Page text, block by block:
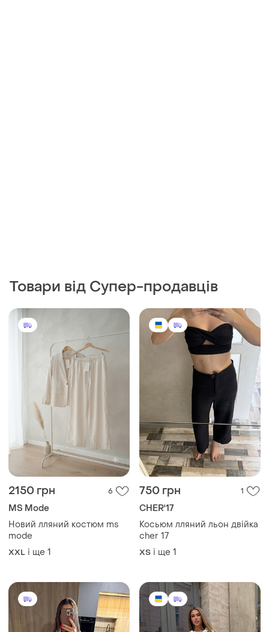
Товари від Супер-продавців
2150 грн 6
MS Mode
Новий лляний костюм ms
mode
XXL і ще 1
750 грн 1
CHER'17
Косьюм лляний льон двійка
cher 17
ХS і ще 1